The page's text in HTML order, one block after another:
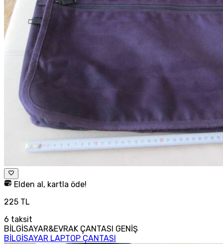
Elden al, kartla öde!
225 TL
6 taksit
BİLGİSAYAR&EVRAK ÇANTASI GENİŞ
BİLGİSAYAR LAPTOP ÇANTASI